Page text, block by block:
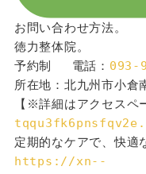
お問い合わせ方法。
徳力整体院。
予約制 　電話： 093-
所在地：北九州市小倉
【※詳細はアクセスペ
定期的なケアで、快適
https://xn--